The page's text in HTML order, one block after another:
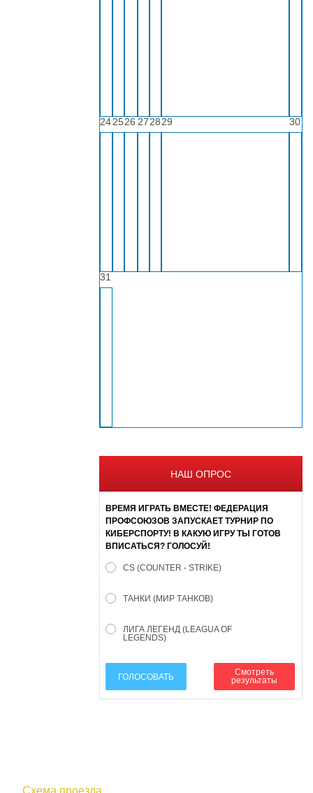
242526 272829 30
31
НАШ ОПРОС
ВРЕМЯ ИГРАТЬ ВМЕСТЕ! ФЕДЕРАЦИЯ
ПРОФСОЮЗОВ ЗАПУСКАЕТ ТУРНИР ПО
КИБЕРСПОРТУ! В КАКУЮ ИГРУ ТЫ ГОТОВ
ВПИСАТЬСЯ? ГОЛОСУЙ!
CS (COUNTER - STRIKE)
ТАНКИ (МИР ТАНКОВ)
ЛИГА ЛЕГЕНД (LEAGUA OF
LEGENDS)
ГОЛОСОВАТЬ
Смотреть
результаты
Схема проезда